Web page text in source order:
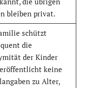
bleiben privat.
schützt
die
der Kinder
keine
zu Alter,